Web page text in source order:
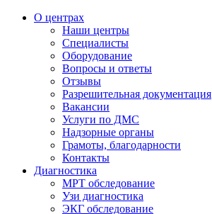
О центрах
Наши центры
Специалисты
Оборудование
Вопросы и ответы
Отзывы
Разрешительная документация
Вакансии
Услуги по ДМС
Надзорные органы
Грамоты, благодарности
Контакты
Диагностика
МРТ обследование
Узи диагностика
ЭКГ обследование